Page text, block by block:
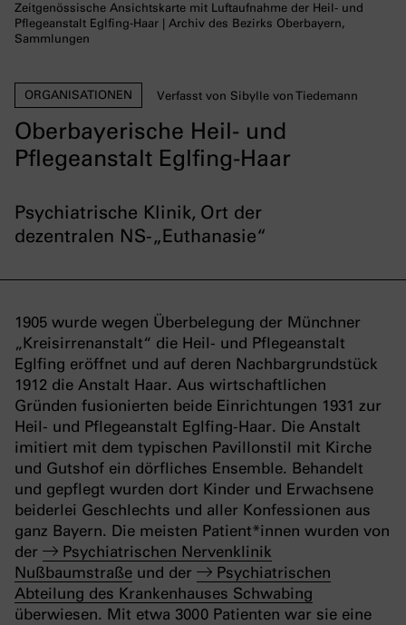
Oberbayerische Heil- und
Pflegeanstalt Eglfing-Haar
ORGANISATIONEN Verfasst von Sibylle von Tiedemann
Psychiatrische Klinik, Ort der
dezentralen NS-„Euthanasie“
Zeitgenössische Ansichtskarte mit Luftaufnahme der Heil- und
Pflegeanstalt Eglfing-Haar | Archiv des Bezirks Oberbayern,
Sammlungen
1905 wurde wegen Überbelegung der Münchner
„Kreisirrenanstalt“ die Heil- und Pflegeanstalt
Eglfing eröffnet und auf deren Nachbargrundstück
1912 die Anstalt Haar. Aus wirtschaftlichen
Gründen fusionierten beide Einrichtungen 1931 zur
Heil- und Pflegeanstalt Eglfing-Haar. Die Anstalt
imitiert mit dem typischen Pavillonstil mit Kirche
und Gutshof ein dörfliches Ensemble. Behandelt
und gepflegt wurden dort Kinder und Erwachsene
beiderlei Geschlechts und aller Konfessionen aus
ganz Bayern. Die meisten Patient*innen wurden von
der
Psychiatrischen Nervenklinik
Nußbaumstraße und der
Psychiatrischen
Abteilung des Krankenhauses Schwabing
überwiesen. Mit etwa 3000 Patienten war sie eine